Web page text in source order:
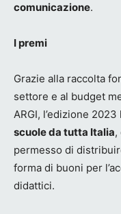
comunicazione.
I premi
Grazie alla raccolta
settore e al budget
ARGI, l’edizione
scuole da tutta Italia,
permesso di
forma di buoni per
didattici.